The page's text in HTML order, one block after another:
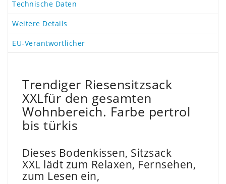
Technische Daten
Weitere Details
EU-Verantwortlicher
Trendiger Riesensitzsack
XXLfür den gesamten
Wohnbereich. Farbe pertrol
bis türkis
Dieses Bodenkissen, Sitzsack
XXL lädt zum Relaxen, Fernsehen,
zum Lesen ein,